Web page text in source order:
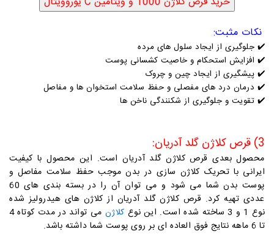
نکات مثبت:
✔️ جلوگیری از ایجاد سلول های مرده
✔️ افزایش استحکام و خاصیت کشسانی پوست
✔️ پیشگیری از ایجاد چین و چروک
✔️ درمان درد های مفصلی و حفظ سلامت استخوان ها و مفاصل
✔️ تقویت و جلوگیری از شکنندگی ناخن ها
3) قرص کلاژن گلد آدریان:
محصول بعدی قرص کلاژن گلد آدریان است. این محصول با کیفیت
ایرانی با تحریک کلاژن سازی در بدن موجب حفظ سلامت مفاصل و
پوست بدن شما می شود و می توان آن را در بسته بندی های 60
عددی تهیه کرد. قرص کلاژن گلد آدریان از کلاژن های هیدرولیز شده
نوع 1 و 3 ساخته شده است. این نوع
کلاژن
می تواند در مدت کوتاه 4
تا 6 ماهه نتایج فوق العاده ای بر روی پوست شما داشته باشد.